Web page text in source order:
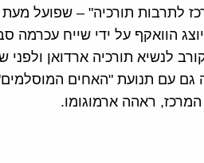
לתרבות תורכיה" – שפועל
הוואקף על ידי שייח עכרמה
לנשיא תורכיה ארדואן ולפני
גם עם תנועת "האחים
ראהה ארמוגומו.